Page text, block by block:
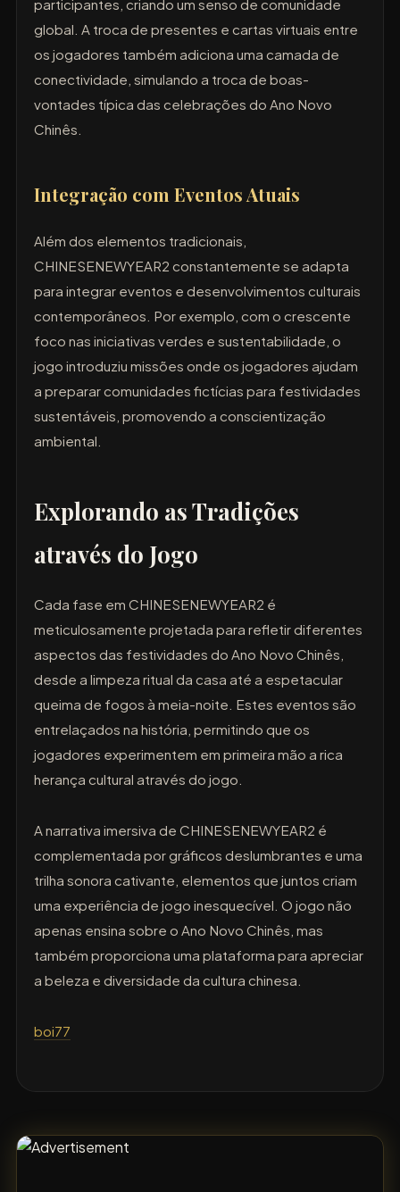
participantes, criando um senso de comunidade
global. A troca de presentes e cartas virtuais entre
os jogadores também adiciona uma camada de
conectividade, simulando a troca de boas-
vontades típica das celebrações do Ano Novo
Chinês.
Integração com Eventos Atuais
Além dos elementos tradicionais,
CHINESENEWYEAR2 constantemente se adapta
para integrar eventos e desenvolvimentos culturais
contemporâneos. Por exemplo, com o crescente
foco nas iniciativas verdes e sustentabilidade, o
jogo introduziu missões onde os jogadores ajudam
a preparar comunidades fictícias para festividades
sustentáveis, promovendo a conscientização
ambiental.
Explorando as Tradições
através do Jogo
Cada fase em CHINESENEWYEAR2 é
meticulosamente projetada para refletir diferentes
aspectos das festividades do Ano Novo Chinês,
desde a limpeza ritual da casa até a espetacular
queima de fogos à meia-noite. Estes eventos são
entrelaçados na história, permitindo que os
jogadores experimentem em primeira mão a rica
herança cultural através do jogo.
A narrativa imersiva de CHINESENEWYEAR2 é
complementada por gráficos deslumbrantes e uma
trilha sonora cativante, elementos que juntos criam
uma experiência de jogo inesquecível. O jogo não
apenas ensina sobre o Ano Novo Chinês, mas
também proporciona uma plataforma para apreciar
a beleza e diversidade da cultura chinesa.
boi77